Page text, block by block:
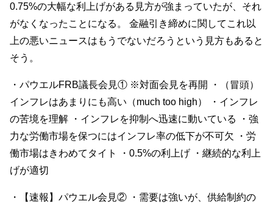
0.75%の大幅な利上げがある見方が強まっていたが、それ
がなくなったことになる。 金融引き締めに関してこれ以
上の悪いニュースはもうでないだろうという見方もあると
そう。
・パウエルFRB議長会見① ※対面会見を再開 ・（冒頭）
インフレはあまりにも高い（much too high） ・インフレ
の苦境を理解 ・インフレを抑制へ迅速に動いている ・強
力な労働市場を保つにはインフレ率の低下が不可欠 ・労
働市場はきわめてタイト ・0.5%の利上げ ・継続的な利上
げが適切
・【速報】パウエル会見② ・需要は強いが、供給制約の